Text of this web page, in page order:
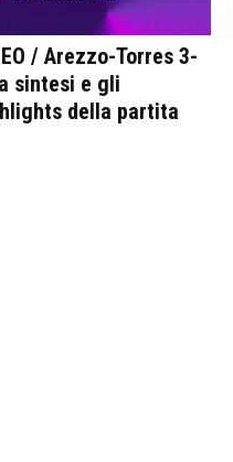
/ Arezzo-Torres 3-
sintesi e gli
della partita